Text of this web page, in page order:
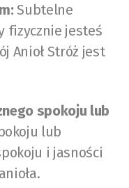
Subtelne
fizycznie jesteś
Anioł Stróż jest
spokoju lub
lub
i jasności